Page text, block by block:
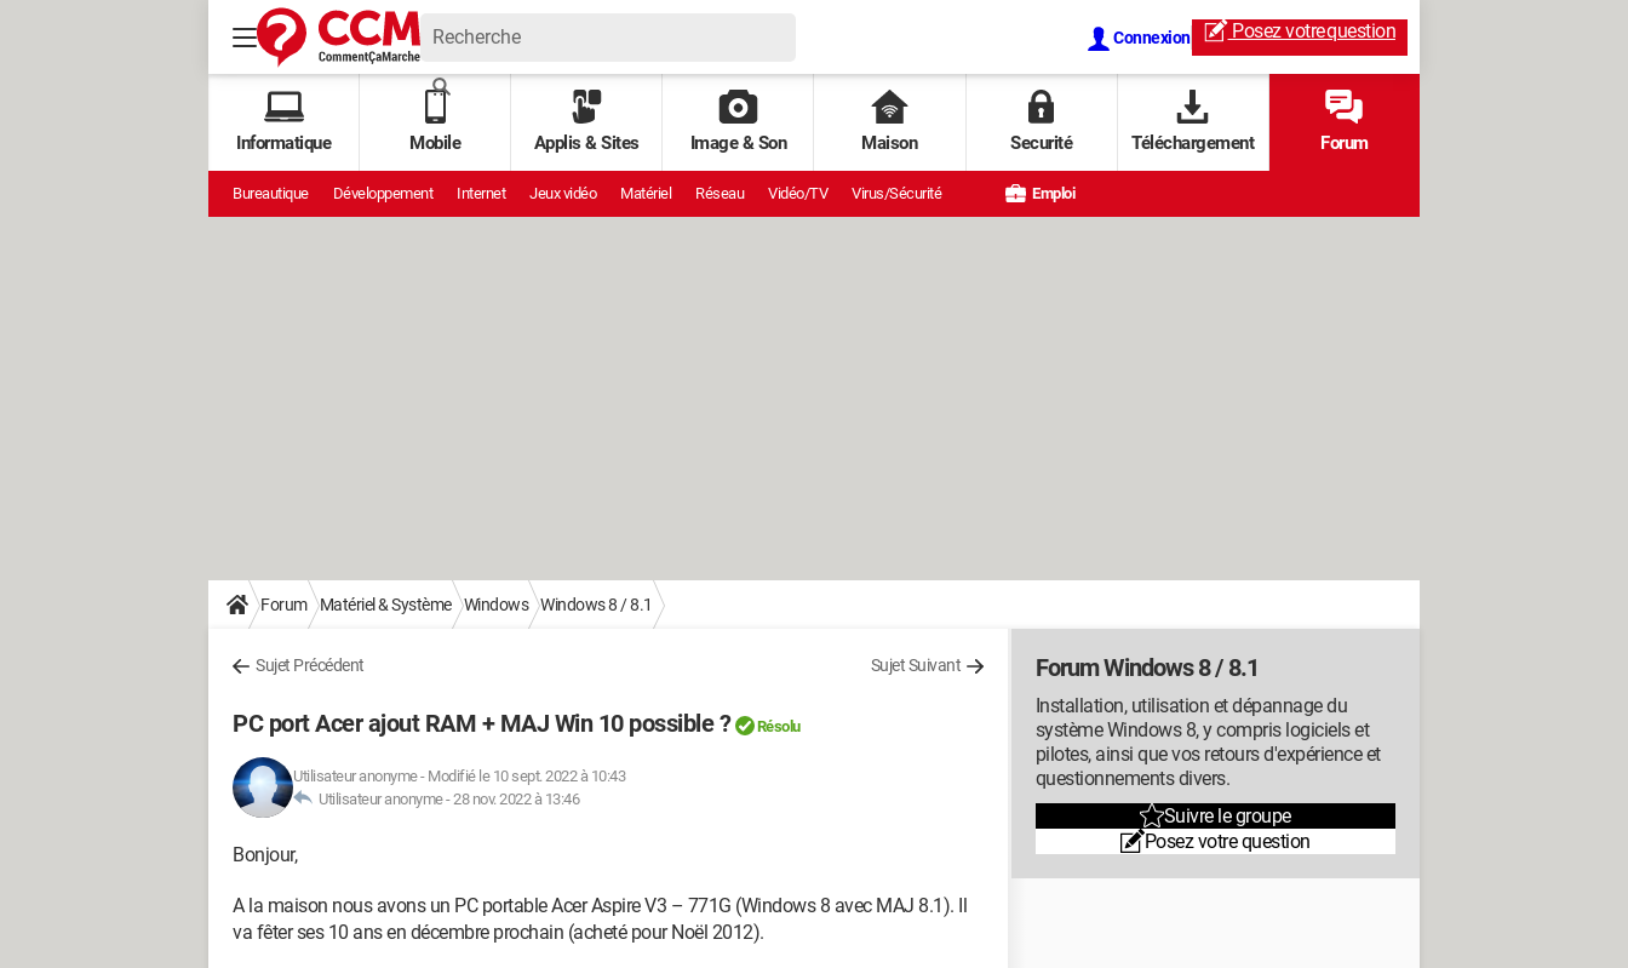
Connexion Posez votrequestion
Informatique Mobile Applis & Sites Image & Son Maison Securité Téléchargement Forum
Bureautique Développement Internet Jeux vidéo Matériel Réseau Vidéo/TV Virus/Sécurité Emploi
Forum Matériel & Système Windows Windows 8 / 8.1
Sujet Précédent Sujet Suivant
PC port Acer ajout RAM + MAJ Win 10 possible ? Résolu
Utilisateur anonyme- Modifié le 10 sept. 2022 à 10:43
Utilisateur anonyme -28 nov. 2022 à 13:46
Bonjour,
A la maison nous avons un PC portable Acer Aspire V3 – 771G (Windows 8 avec MAJ 8.1). Il
va fêter ses 10 ans en décembre prochain (acheté pour Noël 2012).
Forum Windows 8 / 8.1
Installation, utilisation et dépannage du
système Windows 8, y compris logiciels et
pilotes, ainsi que vos retours d'expérience et
questionnements divers.
Suivre le groupe
Posez votre question